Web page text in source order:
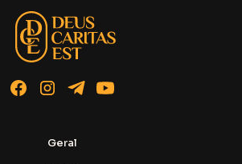
Geral